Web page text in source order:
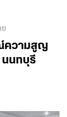
ความสูญ
นนทบุรี